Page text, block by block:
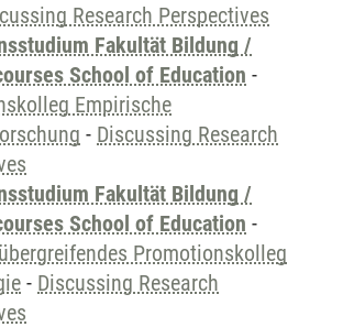
Research Perspectives
Fakultät Bildung /
School of Education -
Empirische
- Discussing Research
Fakultät Bildung /
School of Education -
Promotionskolleg
- Discussing Research